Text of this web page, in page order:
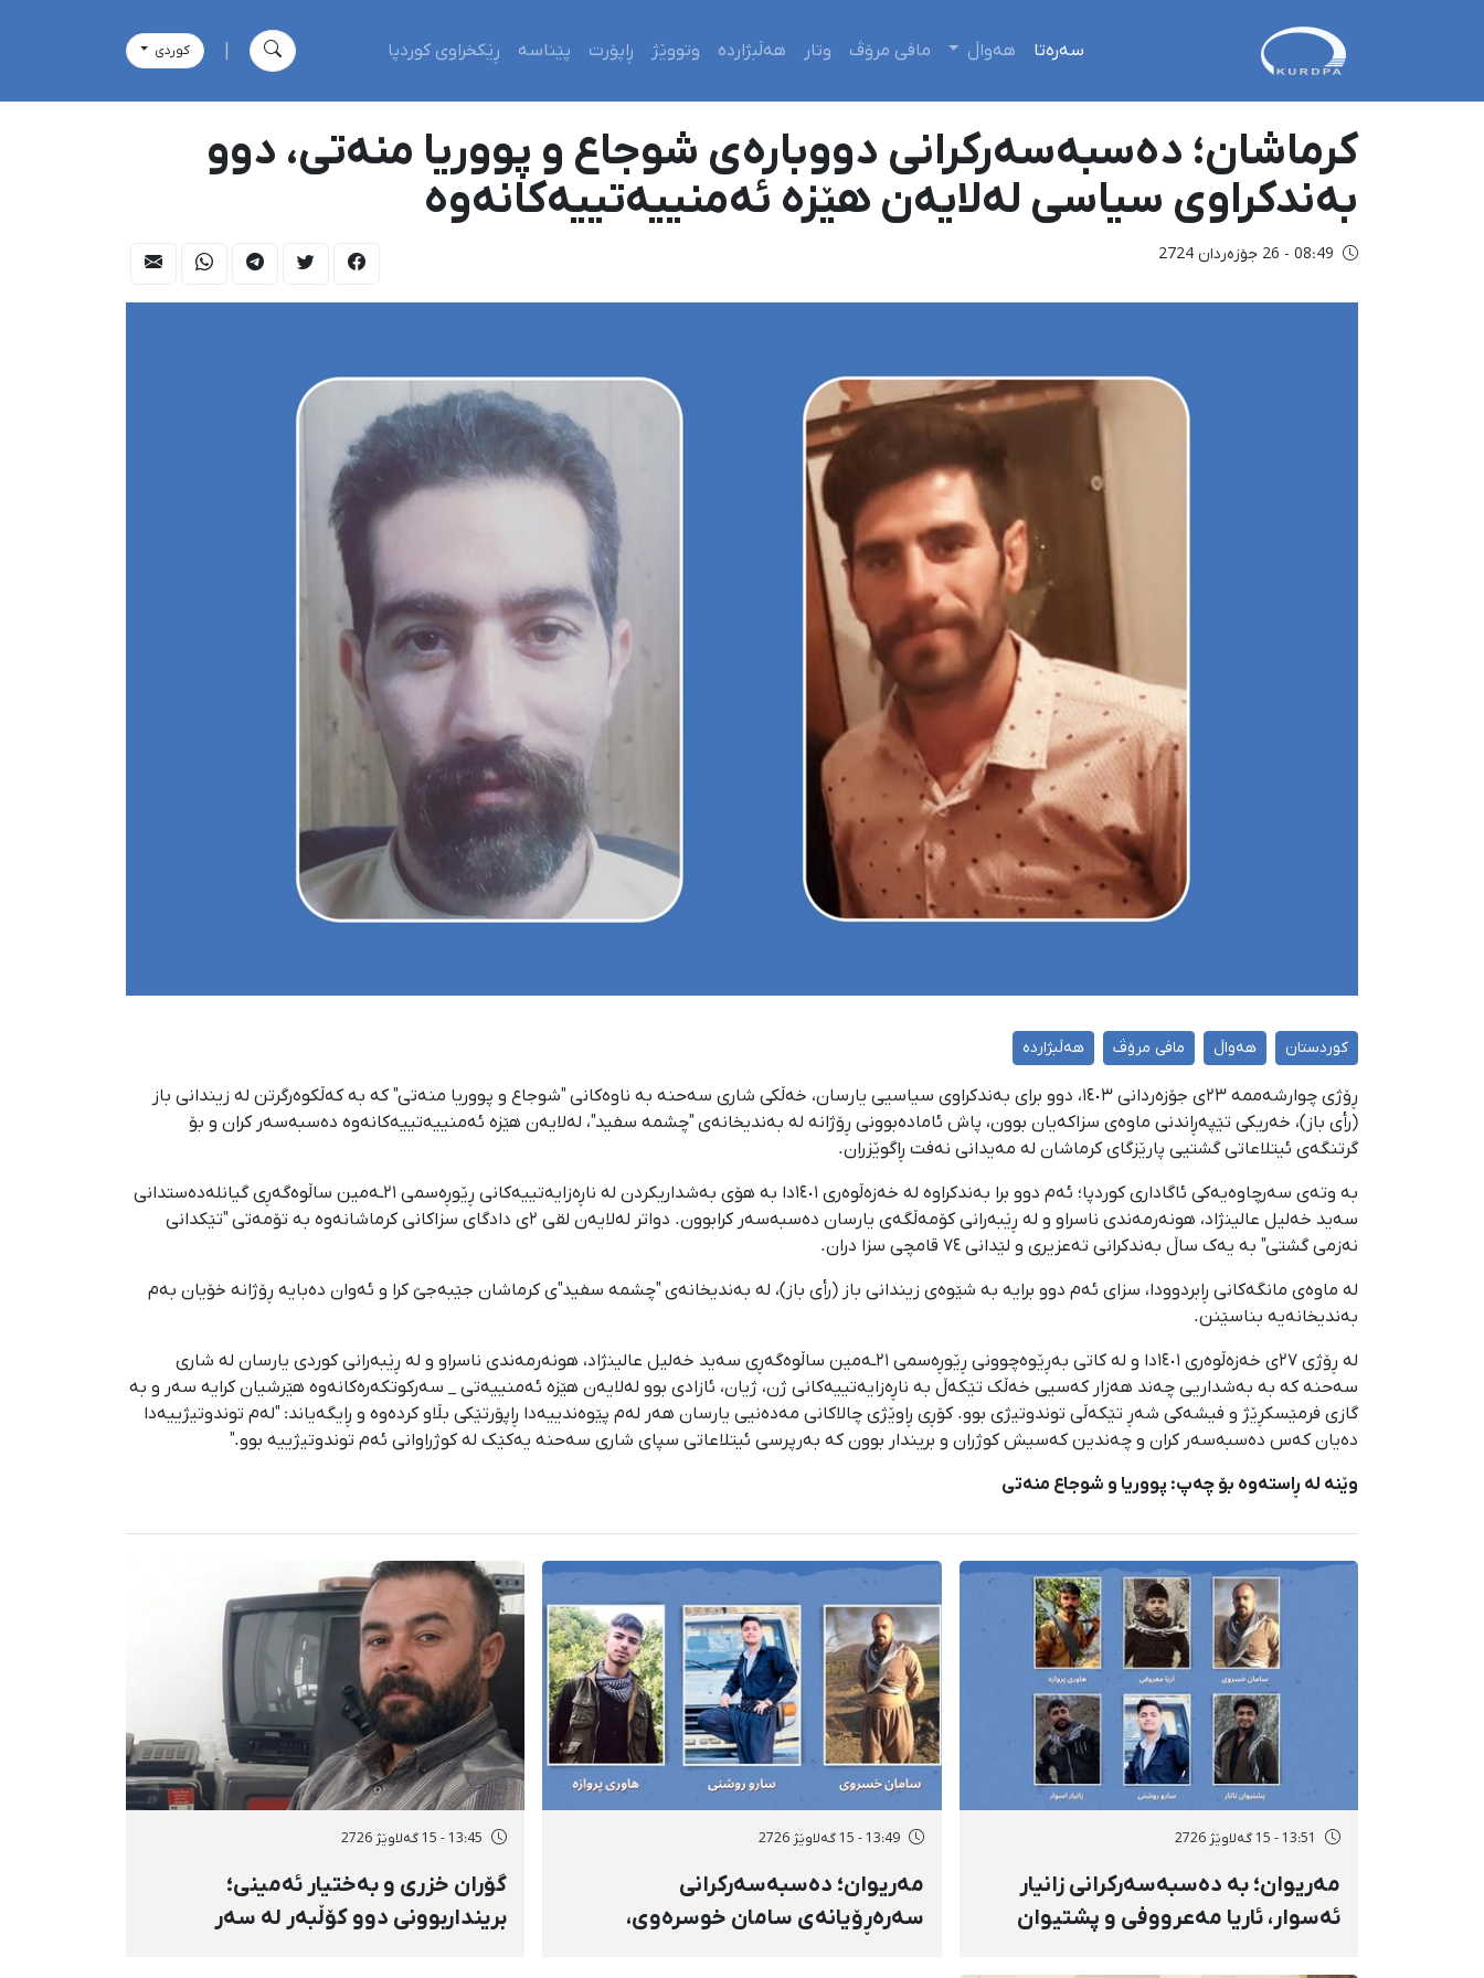
سەرەتا هەواڵ مافی مرۆڤ وتار هەڵبژاردە وتووێژ ڕاپۆرت پێناسە ڕێکخراوی کوردپا كوردی
کرماشان؛ دەسبەسەرکرانی دووبارەی شوجاع و پووریا منەتی، دوو
بەندکراوی سیاسی لەلایەن هێزە ئەمنییەتییەکانەوە
08:49 - 26 جۆزەردان 2724
کوردستان هەواڵ مافی مرۆڤ هەڵبژاردە
ڕۆژی چوارشەممە ٢٣ی جۆزەردانی ١٤٠٣، دوو برای بەندکراوی سیاسیی یارسان، خەڵکی شاری سەحنە بە ناوەکانی "شوجاع و پووریا منەتی" کە بە کەڵکوەرگرتن لە زیندانی باز
(رأی باز)، خەریکی تێپەڕاندنی ماوەی سزاکەیان بوون، پاش ئامادەبوونی ڕۆژانە لە بەندیخانەی "چشمە سفید"، لەلایەن هێزە ئەمنییەتییەکانەوە دەسبەسەر کران و بۆ
گرتنگەی ئیتلاعاتی گشتیی پارێزگای کرماشان لە مەیدانی نەفت ڕاگوێزران.
بە وتەی سەرچاوەیەکی ئاگاداری کوردپا؛ ئەم دوو برا بەندکراوە لە خەزەڵوەری ١٤٠١دا بە هۆی بەشداریکردن لە ناڕەزایەتییەکانی ڕێوڕەسمی ٢١ـەمین ساڵوەگەڕی گیانلەدەستدانی
سەید خەلیل عالینژاد، هونەرمەندی ناسراو و لە ڕێبەرانی کۆمەڵگەی یارسان دەسبەسەر کرابوون. دواتر لەلایەن لقی ٢ی دادگای سزاکانی کرماشانەوە بە تۆمەتی "تێکدانی
نەزمی گشتی" بە یەک ساڵ بەندکرانی تەعزیری و لێدانی ٧٤ قامچی سزا دران.
لە ماوەی مانگەکانی ڕابردوودا، سزای ئەم دوو برایە بە شێوەی زیندانی باز (رأی باز)، لە بەندیخانەی "چشمە سفید"ی کرماشان جێبەجێ کرا و ئەوان دەبایە ڕۆژانە خۆیان بەم
بەندیخانەیە بناسێنن.
لە ڕۆژی ٢٧ی خەزەڵوەری ١٤٠١دا و لە کاتی بەڕێوەچوونی ڕێوڕەسمی ٢١ـەمین ساڵوەگەڕی سەید خەلیل عالینژاد، هونەرمەندی ناسراو و لە ڕێبەرانی کوردی یارسان لە شاری
سەحنە کە بە بەشداریی چەند هەزار کەسیی خەڵک تێکەڵ بە ناڕەزایەتییەکانی ژن، ژیان، ئازادی بوو لەلایەن هێزە ئەمنییەتی _ سەرکوتکەرەکانەوە هێرشیان کرایە سەر و بە
گازی فرمێسکڕێژ و فیشەکی شەڕ تێکەڵی توندوتیژی بوو. کۆڕی ڕاوێژی چالاکانی مەدەنیی یارسان هەر لەم پێوەندییەدا ڕاپۆرتێکی بڵاو کردەوە و ڕایگەیاند: "لەم توندوتیژییەدا
دەیان کەس دەسبەسەر کران و چەندین کەسیش کوژران و بریندار بوون کە بەرپرسی ئیتلاعاتی سپای شاری سەحنە یەکێک لە کوژراوانی ئەم توندوتیژییە بوو."
وێنە لە ڕاستەوە بۆ چەپ: پووریا و شوجاع منەتی
13:51 - 15 گەلاوێژ 2726
مەریوان؛ بە دەسبەسەرکرانی زانیار
ئەسوار، ئاریا مەعرووفی و پشتیوان
13:49 - 15 گەلاوێژ 2726
مەریوان؛ دەسبەسەرکرانی
سەرەڕۆیانەی سامان خوسرەوی،
13:45 - 15 گەلاوێژ 2726
گۆران خزری و بەختیار ئەمینی؛
برینداربوونی دوو کۆڵبەر لە سەر